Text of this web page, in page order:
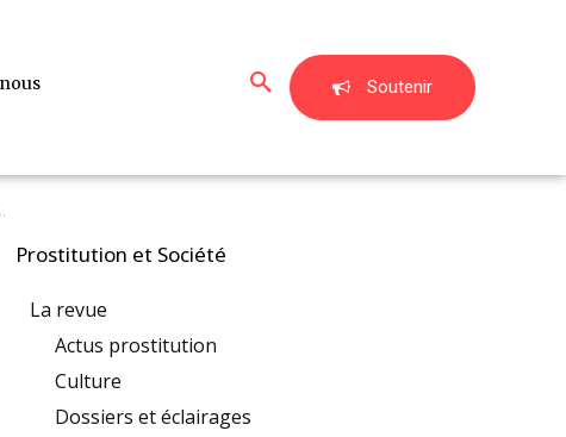
Soutenir
Prostitution et Société
La revue
Actus prostitution
Culture
Dossiers et éclairages